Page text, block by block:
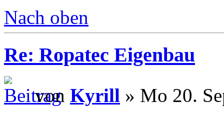
Nach oben
Re: Ropatec Eigenbau
von Kyrill » Mo 20.